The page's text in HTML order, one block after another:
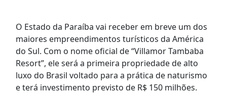
O Estado da Paraíba vai receber em breve um dos
maiores empreendimentos turísticos da América
do Sul. Com o nome oficial de “Villamor Tambaba
Resort”, ele será a primeira propriedade de alto
luxo do Brasil voltado para a prática de naturismo
e terá investimento previsto de R$ 150 milhões.